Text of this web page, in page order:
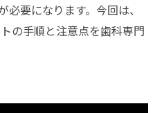
要になります。今回は、
の手順と注意点を歯科専門